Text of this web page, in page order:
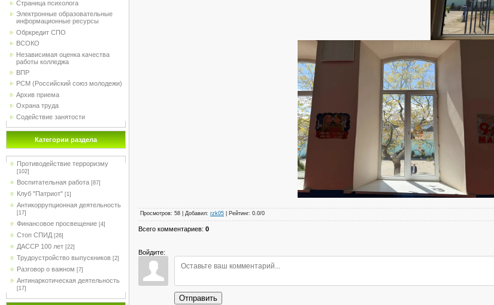
Страница психолога
Электронные образовательные
информационные ресурсы
Обркредит СПО
ВСОКО
Независимая оценка качества
работы колледжа
ВПР
РСМ (Российский союз молодежи)
Архив приема
Охрана труда
Содействие занятости
Категории раздела
Противодействие терроризму
[102]
Воспитательная работа [87]
Клуб "Патриот" [1]
Антикоррупционная деятельность
[17]
Финансовое просвещение [4]
Стоп СПИД [26]
ДАССР 100 лет [22]
Трудоустройство выпускников [2]
Разговор о важном [7]
Антинаркотическая деятельность
[17]
Просмотров: 58 Добавил: rzk05 Рейтинг: 0.0/0
Всего комментариев: 0
Войдите:
Отправить